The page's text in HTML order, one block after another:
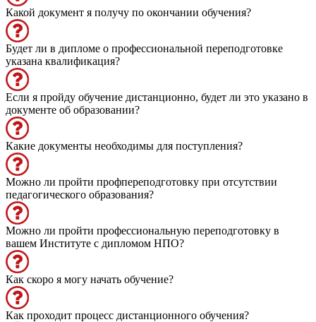
Какой документ я получу по окончании обучения?
Будет ли в дипломе о профессиональной переподготовке
указана квалификация?
Если я пройду обучение дистанционно, будет ли это указано в
документе об образовании?
Какие документы необходимы для поступления?
Можно ли пройти профпереподготовку при отсутствии
педагогического образования?
Можно ли пройти профессиональную переподготовку в
вашем Институте с дипломом НПО?
Как скоро я могу начать обучение?
Как проходит процесс дистанционного обучения?